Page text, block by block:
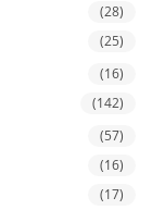
(28)
(25)
(16)
(142)
(57)
(16)
(17)